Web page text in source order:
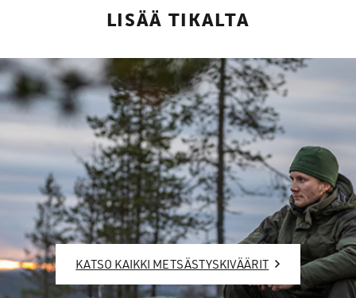
LISÄÄ TIKALTA
KATSO KAIKKI METSÄSTYSKIVÄÄRIT